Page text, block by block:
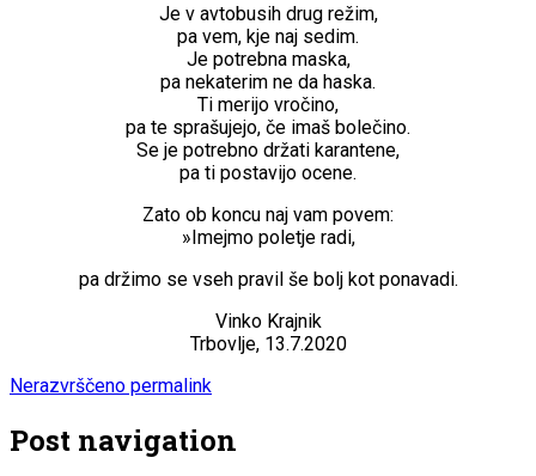
Je v avtobusih drug režim,
pa vem, kje naj sedim.
Je potrebna maska,
pa nekaterim ne da haska.
Ti merijo vročino,
pa te sprašujejo, če imaš bolečino.
Se je potrebno držati karantene,
pa ti postavijo ocene.
Zato ob koncu naj vam povem:
»Imejmo poletje radi,
pa držimo se vseh pravil še bolj kot ponavadi.
Vinko Krajnik
Trbovlje, 13.7.2020
Nerazvrščeno permalink
Post navigation